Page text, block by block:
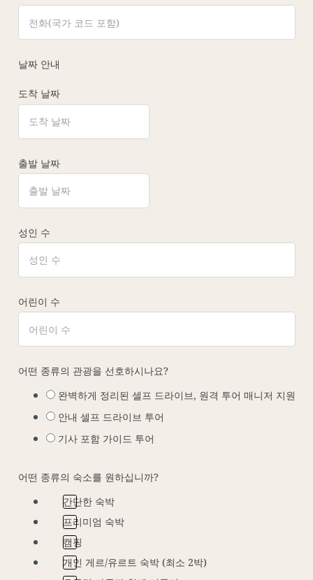
날짜 안내
도착 날짜
출발 날짜
성인 수
어린이 수
어떤 종류의 관광을 선호하시나요?
완벽하게 정리된 셀프 드라이브, 원격 투어 매니저 지원
안내 셀프 드라이브 투어
기사 포함 가이드 투어
어떤 종류의 숙소를 원하십니까?
간단한 숙박
프리미엄 숙박
캠핑
개인 게르/유르트 숙박 (최소 2박)